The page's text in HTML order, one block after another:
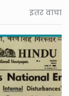
इतर वाचा